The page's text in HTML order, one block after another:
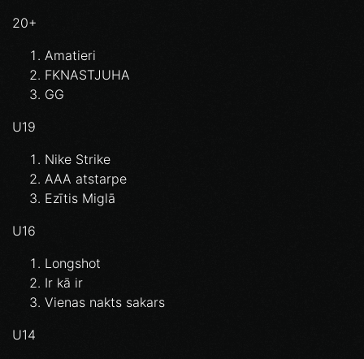
20+
Amatieri
FKNASTJUHA
GG
U19
Nike Strike
AAA atstarpe
Ezītis Miglā
U16
Longshot
Ir kā ir
Vienas nakts sakars
U14